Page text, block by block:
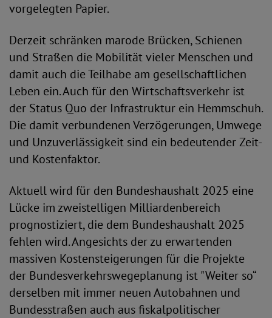
vorgelegten Papier.
Derzeit schränken marode Brücken, Schienen
und Straßen die Mobilität vieler Menschen und
damit auch die Teilhabe am gesellschaftlichen
Leben ein. Auch für den Wirtschaftsverkehr ist
der Status Quo der Infrastruktur ein Hemmschuh.
Die damit verbundenen Verzögerungen, Umwege
und Unzuverlässigkeit sind ein bedeutender Zeit-
und Kostenfaktor.
Aktuell wird für den Bundeshaushalt 2025 eine
Lücke im zweistelligen Milliardenbereich
prognostiziert, die dem Bundeshaushalt 2025
fehlen wird. Angesichts der zu erwartenden
massiven Kostensteigerungen für die Projekte
der Bundesverkehrswegeplanung ist "Weiter so“
derselben mit immer neuen Autobahnen und
Bundesstraßen auch aus fiskalpolitischer